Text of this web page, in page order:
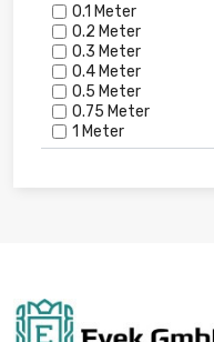
0.1 Meter
0.2 Meter
0.3 Meter
0.4 Meter
0.5 Meter
0.75 Meter
1 Meter